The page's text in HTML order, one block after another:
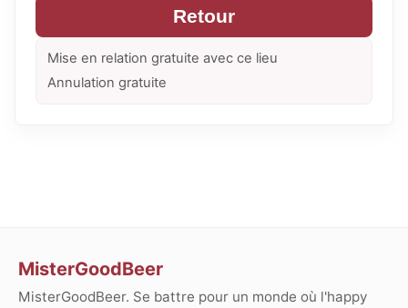
Retour
Mise en relation gratuite avec ce lieu
Annulation gratuite
MisterGoodBeer
MisterGoodBeer. Se battre pour un monde où l'happy